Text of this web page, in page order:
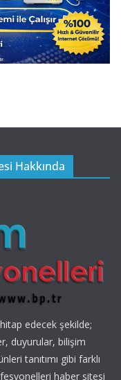
Hakkında
edecek şekilde;
duyurular, bilişim
tanıtımı gibi farklı
haber sitesi